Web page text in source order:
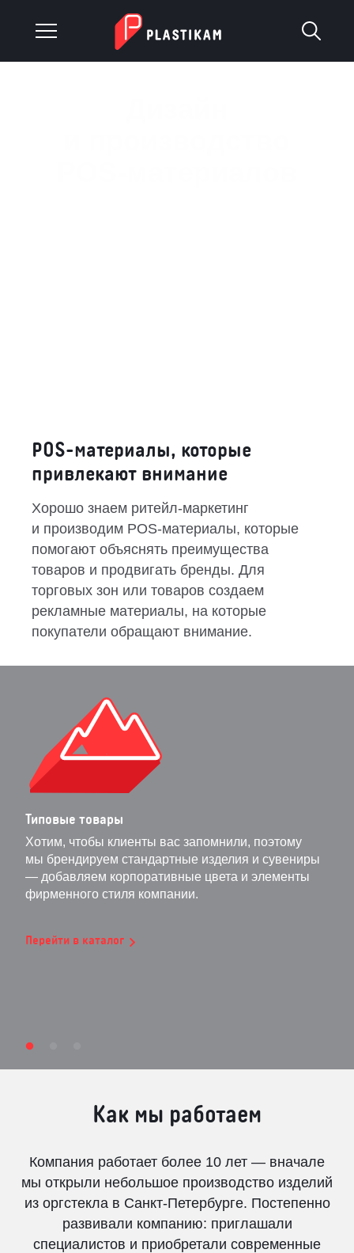
РОСТОВ-НА-ДОНУ
sale@plastikam.ru
POS-материалы, которые
привлекают внимание
Хорошо знаем ритейл-маркетинг
и производим POS-материалы, которые
помогают объяснять преимущества
товаров и продвигать бренды. Для
торговых зон или товаров создаем
рекламные материалы, на которые
покупатели обращают внимание.
Типовые товары
Хотим, чтобы клиенты вас запомнили, поэтому
мы брендируем стандартные изделия и сувениры
— добавляем корпоративные цвета и элементы
фирменного стиля компании.
Перейти в каталог
Как мы работаем
Компания работает более 10 лет — вначале
мы открыли небольшое производство изделий
из оргстекла в Санкт-Петербурге. Постепенно
развивали компанию: приглашали
специалистов и приобретали современные